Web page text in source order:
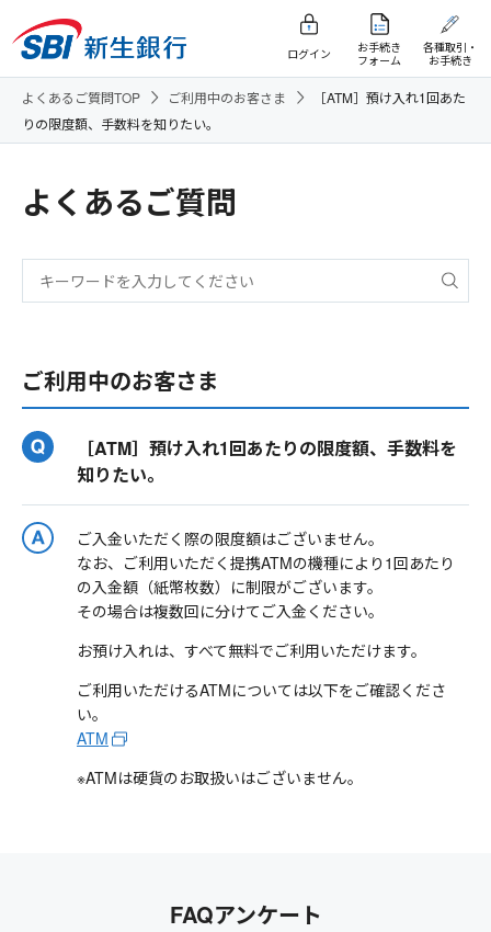
ログイン
お手続き
フォーム
各種取引・
お手続き
よくあるご質問TOP ご利用中のお客さま
［ATM］預け入れ1回あた
りの限度額、手数料を知りたい。
よくあるご質問
ご利用中のお客さま
［ATM］預け入れ1回あたりの限度額、手数料を
知りたい。
ご入金いただく際の限度額はございません。
なお、ご利用いただく提携ATMの機種により1回あたり
の入金額（紙幣枚数）に制限がございます。
その場合は複数回に分けてご入金ください。
お預け入れは、すべて無料でご利用いただけます。
ご利用いただけるATMについては以下をご確認くださ
い。
ATM
※ATMは硬貨のお取扱いはございません。
FAQアンケート